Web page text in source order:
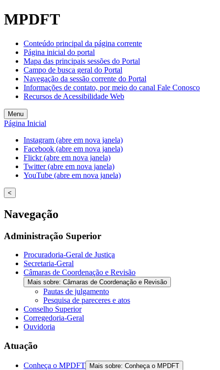
MPDFT
Conteúdo principal da página corrente
Página inicial do portal
Mapa das principais sessões do Portal
Campo de busca geral do Portal
Navegação da sessão corrente do Portal
Informações de contato, por meio do canal Fale Conosco
Recursos de Acessibilidade Web
Menu
Página Inicial
Instagram (abre em nova janela)
Facebook (abre em nova janela)
Flickr (abre em nova janela)
Twitter (abre em nova janela)
YouTube (abre em nova janela)
<
Navegação
Administração Superior
Procuradoria-Geral de Justiça
Secretaria-Geral
Câmaras de Coordenação e Revisão
Mais sobre: Câmaras de Coordenação e Revisão
Pautas de julgamento
Pesquisa de pareceres e atos
Conselho Superior
Corregedoria-Geral
Ouvidoria
Atuação
Conheça o MPDFT Mais sobre: Conheça o MPDFT